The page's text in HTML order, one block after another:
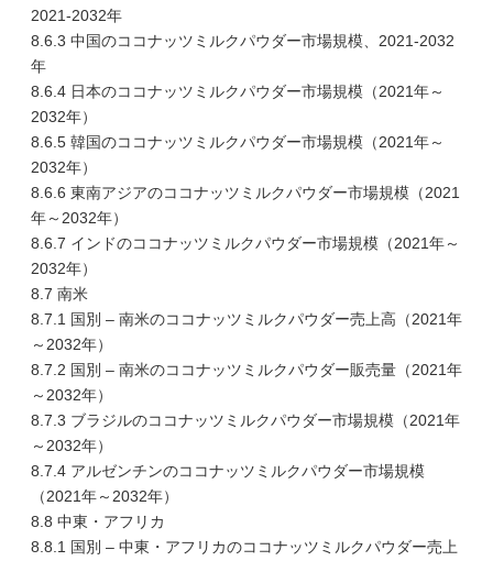
2021-2032年
8.6.3 中国のココナッツミルクパウダー市場規模、2021-2032
年
8.6.4 日本のココナッツミルクパウダー市場規模（2021年～
2032年）
8.6.5 韓国のココナッツミルクパウダー市場規模（2021年～
2032年）
8.6.6 東南アジアのココナッツミルクパウダー市場規模（2021
年～2032年）
8.6.7 インドのココナッツミルクパウダー市場規模（2021年～
2032年）
8.7 南米
8.7.1 国別 – 南米のココナッツミルクパウダー売上高（2021年
～2032年）
8.7.2 国別 – 南米のココナッツミルクパウダー販売量（2021年
～2032年）
8.7.3 ブラジルのココナッツミルクパウダー市場規模（2021年
～2032年）
8.7.4 アルゼンチンのココナッツミルクパウダー市場規模
（2021年～2032年）
8.8 中東・アフリカ
8.8.1 国別 – 中東・アフリカのココナッツミルクパウダー売上